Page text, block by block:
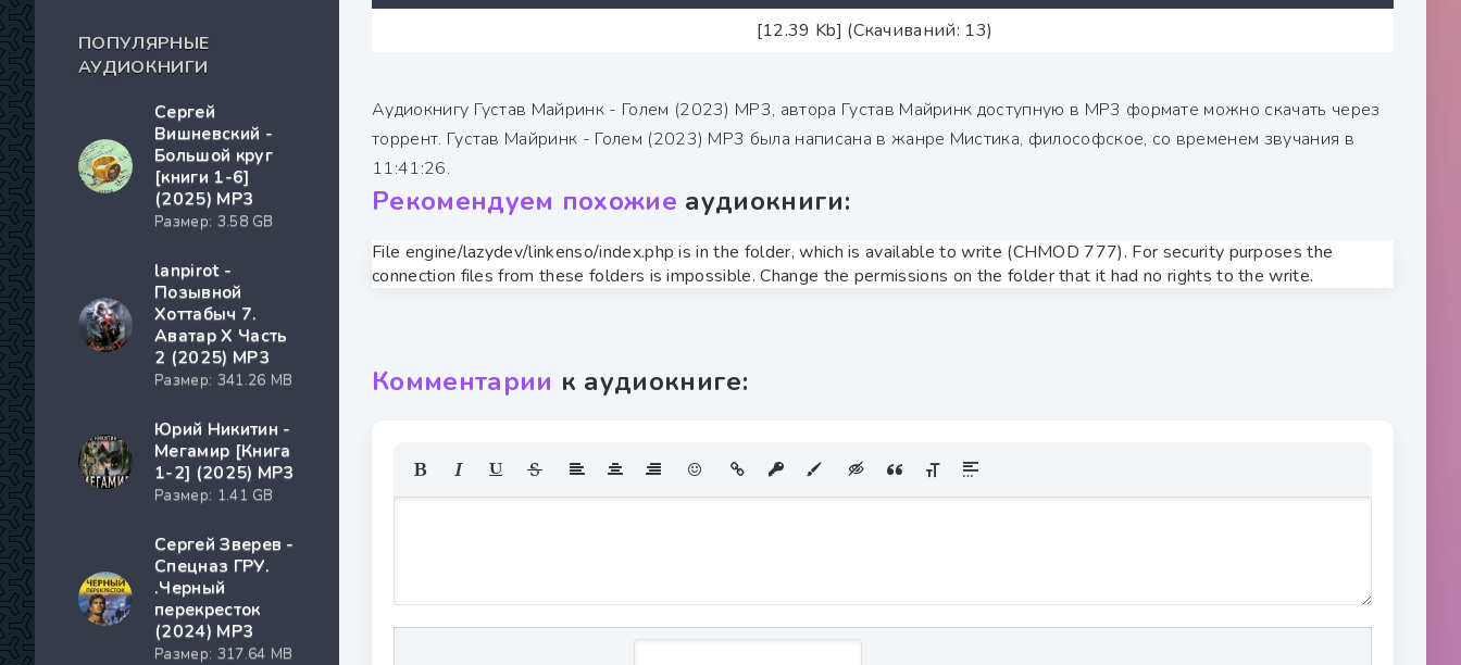
ПОПУЛЯРНЫЕ
АУДИОКНИГИ
Сергей
Вишневский -
Большой круг
[книги 1-6]
(2025) MP3
Размер: 3.58 GB
lanpirot -
Позывной
Хоттабыч 7.
Аватар Х Часть
2 (2025) МР3
Размер: 341.26 MB
Юрий Никитин -
Мегамир [Книга
1-2] (2025) MP3
Размер: 1.41 GB
Сергей Зверев -
Спецназ ГРУ.
.Черный
перекресток
(2024) МР3
Размер: 317.64 MB
[12.39 Kb] (Скачиваний: 13)
Аудиокнигу Густав Майринк - Голем (2023) MP3, автора Густав Майринк доступную в MP3 формате можно скачать через
торрент. Густав Майринк - Голем (2023) MP3 была написана в жанре Мистика, философское, со временем звучания в
11:41:26.
Рекомендуем похожие аудиокниги:
File engine/lazydev/linkenso/index.php is in the folder, which is available to write (CHMOD 777). For security purposes the
connection files from these folders is impossible. Change the permissions on the folder that it had no rights to the write.
Комментарии к аудиокниге: